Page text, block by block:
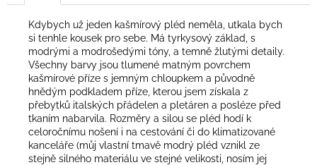
Kdybych už jeden kašmírový pléd neměla, utkala bych
si tenhle kousek pro sebe. Má tyrkysový základ, s
modrými a modrošedými tóny, a temně žlutými detaily.
Všechny barvy jsou tlumené matným povrchem
kašmírové příze s jemným chloupkem a původně
hnědým podkladem příze, kterou jsem získala z
přebytků italských přádelen a pletáren a posléze před
tkaním nabarvila. Rozměry a silou se pléd hodí k
celoročnímu nošení i na cestování či do klimatizované
kanceláře (můj vlastní tmavě modrý pléd vznikl ze
stejně silného materiálu ve stejné velikosti, nosím jej